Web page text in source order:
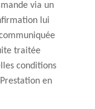
via un
lui
traitée
conditions
en